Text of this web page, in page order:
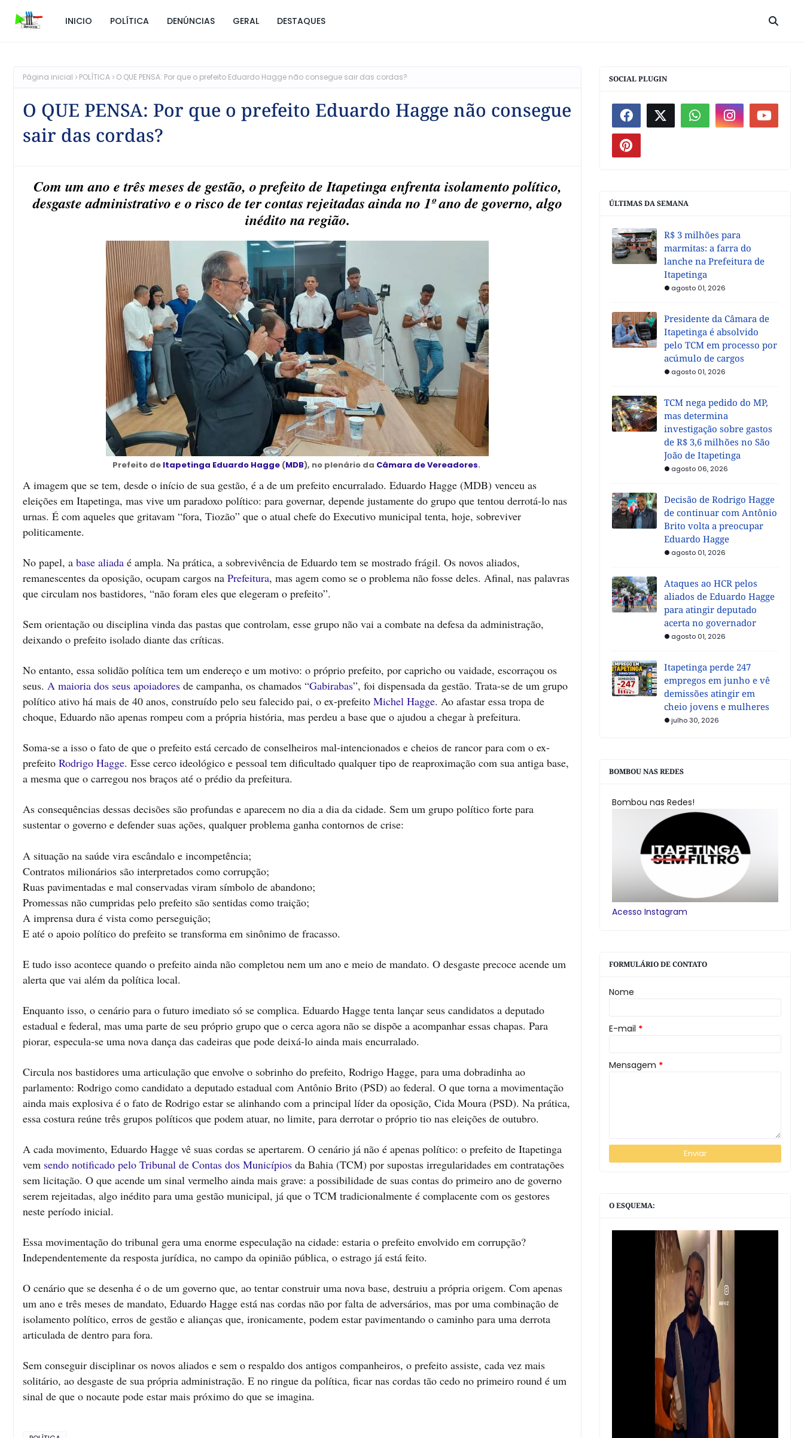
INICIO POLÍTICA DENÚNCIAS GERAL DESTAQUES
Página inicial POLÍTICA O QUE PENSA: Por que o prefeito Eduardo Hagge não consegue sair das cordas?
O QUE PENSA: Por que o prefeito Eduardo Hagge não consegue
sair das cordas?
Com um ano e três meses de gestão, o prefeito de Itapetinga enfrenta isolamento político,
desgaste administrativo e o risco de ter contas rejeitadas ainda no 1º ano de governo, algo
inédito na região.
Prefeito de Itapetinga Eduardo Hagge (MDB), no plenário da Câmara de Vereadores.
A imagem que se tem, desde o início de sua gestão, é a de um prefeito encurralado. Eduardo Hagge (MDB) venceu as
eleições em Itapetinga, mas vive um paradoxo político: para governar, depende justamente do grupo que tentou derrotá-lo nas
urnas. É com aqueles que gritavam “fora, Tiozão” que o atual chefe do Executivo municipal tenta, hoje, sobreviver
politicamente.
No papel, a base aliada é ampla. Na prática, a sobrevivência de Eduardo tem se mostrado frágil. Os novos aliados,
remanescentes da oposição, ocupam cargos na Prefeitura, mas agem como se o problema não fosse deles. Afinal, nas palavras
que circulam nos bastidores, “não foram eles que elegeram o prefeito”.
Sem orientação ou disciplina vinda das pastas que controlam, esse grupo não vai a combate na defesa da administração,
deixando o prefeito isolado diante das críticas.
No entanto, essa solidão política tem um endereço e um motivo: o próprio prefeito, por capricho ou vaidade, escorraçou os
seus. A maioria dos seus apoiadores de campanha, os chamados “Gabirabas”, foi dispensada da gestão. Trata-se de um grupo
político ativo há mais de 40 anos, construído pelo seu falecido pai, o ex-prefeito Michel Hagge. Ao afastar essa tropa de
choque, Eduardo não apenas rompeu com a própria história, mas perdeu a base que o ajudou a chegar à prefeitura.
Soma-se a isso o fato de que o prefeito está cercado de conselheiros mal-intencionados e cheios de rancor para com o ex-
prefeito Rodrigo Hagge. Esse cerco ideológico e pessoal tem dificultado qualquer tipo de reaproximação com sua antiga base,
a mesma que o carregou nos braços até o prédio da prefeitura.
As consequências dessas decisões são profundas e aparecem no dia a dia da cidade. Sem um grupo político forte para
sustentar o governo e defender suas ações, qualquer problema ganha contornos de crise:
A situação na saúde vira escândalo e incompetência;
Contratos milionários são interpretados como corrupção;
Ruas pavimentadas e mal conservadas viram símbolo de abandono;
Promessas não cumpridas pelo prefeito são sentidas como traição;
A imprensa dura é vista como perseguição;
E até o apoio político do prefeito se transforma em sinônimo de fracasso.
E tudo isso acontece quando o prefeito ainda não completou nem um ano e meio de mandato. O desgaste precoce acende um
alerta que vai além da política local.
Enquanto isso, o cenário para o futuro imediato só se complica. Eduardo Hagge tenta lançar seus candidatos a deputado
estadual e federal, mas uma parte de seu próprio grupo que o cerca agora não se dispõe a acompanhar essas chapas. Para
piorar, especula-se uma nova dança das cadeiras que pode deixá-lo ainda mais encurralado.
Circula nos bastidores uma articulação que envolve o sobrinho do prefeito, Rodrigo Hagge, para uma dobradinha ao
parlamento: Rodrigo como candidato a deputado estadual com Antônio Brito (PSD) ao federal. O que torna a movimentação
ainda mais explosiva é o fato de Rodrigo estar se alinhando com a principal líder da oposição, Cida Moura (PSD). Na prática,
essa costura reúne três grupos políticos que podem atuar, no limite, para derrotar o próprio tio nas eleições de outubro.
A cada movimento, Eduardo Hagge vê suas cordas se apertarem. O cenário já não é apenas político: o prefeito de Itapetinga
vem sendo notificado pelo Tribunal de Contas dos Municípios da Bahia (TCM) por supostas irregularidades em contratações
sem licitação. O que acende um sinal vermelho ainda mais grave: a possibilidade de suas contas do primeiro ano de governo
serem rejeitadas, algo inédito para uma gestão municipal, já que o TCM tradicionalmente é complacente com os gestores
neste período inicial.
Essa movimentação do tribunal gera uma enorme especulação na cidade: estaria o prefeito envolvido em corrupção?
Independentemente da resposta jurídica, no campo da opinião pública, o estrago já está feito.
O cenário que se desenha é o de um governo que, ao tentar construir uma nova base, destruiu a própria origem. Com apenas
um ano e três meses de mandato, Eduardo Hagge está nas cordas não por falta de adversários, mas por uma combinação de
isolamento político, erros de gestão e alianças que, ironicamente, podem estar pavimentando o caminho para uma derrota
articulada de dentro para fora.
Sem conseguir disciplinar os novos aliados e sem o respaldo dos antigos companheiros, o prefeito assiste, cada vez mais
solitário, ao desgaste de sua própria administração. E no ringue da política, ficar nas cordas tão cedo no primeiro round é um
sinal de que o nocaute pode estar mais próximo do que se imagina.
SOCIAL PLUGIN
ÚLTIMAS DA SEMANA
R$ 3 milhões para
marmitas: a farra do
lanche na Prefeitura de
Itapetinga
agosto 01, 2026
Presidente da Câmara de
Itapetinga é absolvido
pelo TCM em processo por
acúmulo de cargos
agosto 01, 2026
TCM nega pedido do MP,
mas determina
investigação sobre gastos
de R$ 3,6 milhões no São
João de Itapetinga
agosto 06, 2026
Decisão de Rodrigo Hagge
de continuar com Antônio
Brito volta a preocupar
Eduardo Hagge
agosto 01, 2026
Ataques ao HCR pelos
aliados de Eduardo Hagge
para atingir deputado
acerta no governador
agosto 01, 2026
Itapetinga perde 247
empregos em junho e vê
demissões atingir em
cheio jovens e mulheres
julho 30, 2026
BOMBOU NAS REDES
Bombou nas Redes!
Acesso Instagram
FORMULÁRIO DE CONTATO
Nome
E-mail *
Mensagem *
O ESQUEMA: